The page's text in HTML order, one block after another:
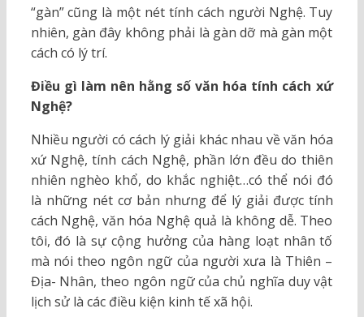
“gàn” cũng là một nét tính cách người Nghệ. Tuy
nhiên, gàn đây không phải là gàn dỡ mà gàn một
cách có lý trí.
Điều gì làm nên hằng số văn hóa tính cách xứ
Nghệ?
Nhiều người có cách lý giải khác nhau về văn hóa
xứ Nghệ, tính cách Nghệ, phần lớn đều do thiên
nhiên nghèo khổ, do khắc nghiệt…có thể nói đó
là những nét cơ bản nhưng để lý giải được tính
cách Nghệ, văn hóa Nghệ quả là không dễ. Theo
tôi, đó là sự cộng hưởng của hàng loạt nhân tố
mà nói theo ngôn ngữ của người xưa là Thiên –
Địa- Nhân, theo ngôn ngữ của chủ nghĩa duy vật
lịch sử là các điều kiện kinh tế xã hội.